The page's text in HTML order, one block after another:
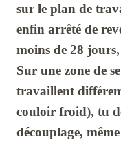
sur le plan de
enfin arrêté de
moins de 28 jours
Sur une zone de
travaillent
couloir froid), tu
découplage,